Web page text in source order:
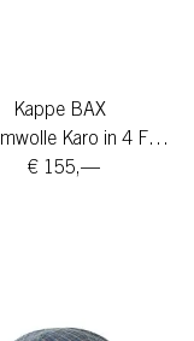
Kappe BAX
Biobaumwolle Karo in 4 Farben
€ 155,—